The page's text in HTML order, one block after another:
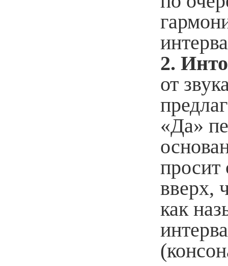
2.
от
«Да»
просит
вверх,
как